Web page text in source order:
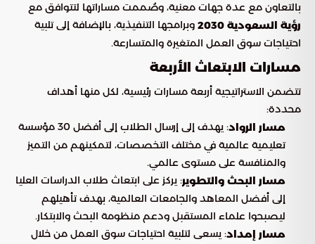
بالتعاون مع عدة جهات معنية، وصُممت مساراتها لتتوافق مع
رؤية السعودية 2030
وبرامجها التنفيذية، بالإضافة إلى تلبية
احتياجات سوق العمل المتغيرة والمتسارعة.
مسارات الابتعاث الأربعة
تتضمن الاستراتيجية أربعة مسارات رئيسية، لكل منها أهداف
محددة:
مسار الرواد
: يهدف إلى إرسال الطلاب إلى أفضل 30 مؤسسة
تعليمية عالمية في مختلف التخصصات، لتمكينهم من التميز
والمنافسة على مستوى عالمي.
مسار البحث والتطوير: يركز على ابتعاث طلاب الدراسات العليا
إلى أفضل المعاهد والجامعات العالمية، بهدف تأهيلهم
ليصبحوا علماء المستقبل ودعم منظومة البحث والابتكار.
مسار إمداد: يسعى لتلبية احتياجات سوق العمل من خلال